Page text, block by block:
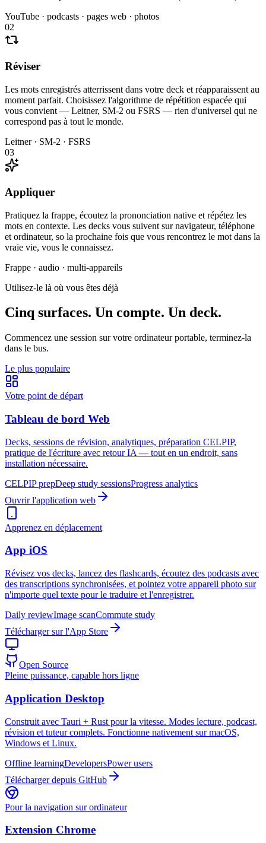
YouTube · podcasts · pages web · photos
02
Réviser
Les mots enregistrés atterrissent dans votre deck et réapparaissent au
moment parfait. Choisissez l'algorithme de répétition espacée qui
vous convient — Leitner, SM-2 ou FSRS — rien d'universel qui ne
correspond pas à tout le monde.
Leitner · SM-2 · FSRS
03
Appliquer
Pratiquez la frappe, écoutez la prononciation native et répétez les
mots en contexte. Les decks vous suivent sur navigateur, téléphone
et ordinateur, so la prochaine fois que vous rencontrez le mot dans la
vraie vie, vous le connaissez.
Frappe · audio · multi-appareils
Utilisez-le là où vous êtes déjà
Cinq surfaces. Un compte. Un deck.
Commencez une session sur votre ordinateur portable, terminez-la
dans le bus.
Le plus populaire
Votre point de départ
Tableau de bord Web
Decks, sessions de révision, analytiques, préparation CELPIP,
pratique de l'écriture avec retour IA — tout en un endroit, sans
installation nécessaire.
CELPIP prepDeep study sessionsProgress analytics
Ouvrir l'application web
Apprenez en déplacement
App iOS
Révisez vos decks, lancez des flashcards, écoutez des podcasts avec
des transcriptions synchronisées, et pointez votre appareil photo sur
n'importe quel texte pour le traduire et l'enregistrer.
Daily reviewImage scanCommute study
Télécharger sur l'App Store
Open Source
Pleine puissance, capable hors ligne
Application Desktop
Construit avec Tauri + Rust pour la vitesse. Modes lecture, podcast,
révision et tuteur complets. Fonctionne nativement sur macOS,
Windows et Linux.
Offline learningDevelopersPower users
Télécharger depuis GitHub
Pour la navigation sur ordinateur
Extension Chrome